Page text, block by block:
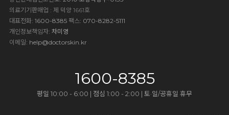
의료기기판매업 : 제 덕양 1661호
대표전화: 1600-8385 팩스: 070-8282-5111
개인정보책임자: 차미영
이메일: help@doctorskin.kr
1600-8385
평일 10:00 - 6:00 | 점심 1:00 - 2:00 | 토·일/공휴일 휴무